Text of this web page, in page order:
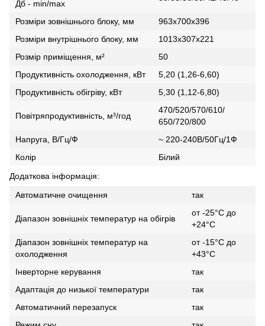
Дб - min/max
Розміри зовнішнього блоку, мм
963х700х396
Розміри внутрішнього блоку, мм
1013х307х221
Розмір приміщення, м²
50
Продуктивність охолодження, кВт
5,20 (1,26-6,60)
Продуктивність обігріву, кВт
5,30 (1,12-6,80)
Повітряпродуктивність, м³/год
470/520/570/610/
650/720/800
Напруга, В/Гц/Ф
~ 220-240В/50Гц/1Ф
Колір
Білий
Додаткова інформація:
Автоматичне очищення
так
Діапазон зовнішніх температур на обігрів
от -25°С до
+24°С
Діапазон зовнішніх температур на
охолодження
от -15°С до
+43°С
Інверторне керування
так
Адаптація до низької температури
так
Автоматичний перезапуск
так